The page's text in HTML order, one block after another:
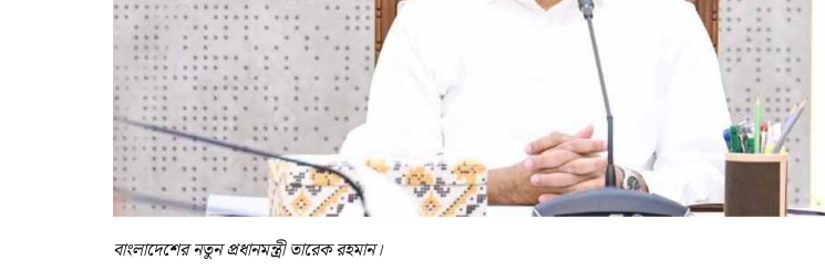
বাংলাদেশের নতুন প্রধানমন্ত্রী তারেক রহমান।